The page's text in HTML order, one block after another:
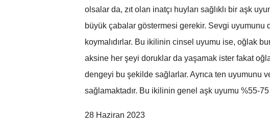
olsalar da, zıt olan inatçı huyları sağlıklı bir aşk
büyük çabalar göstermesi gerekir. Sevgi
koymalıdırlar. Bu ikilinin cinsel uyumu ise, oğlak
aksine her şeyi doruklar da yaşamak ister fakat
dengeyi bu şekilde sağlarlar. Ayrıca ten uyumunu
sağlamaktadır. Bu ikilinin genel aşk uyumu %55-75
28 Haziran 2023